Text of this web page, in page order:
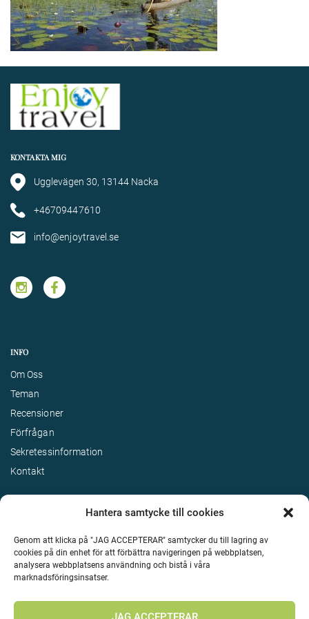
Hantera samtycke till cookies
Genom att klicka på "JAG ACCEPTERAR" samtycker du till lagring av
cookies på din enhet för att förbättra navigeringen på webbplatsen,
analysera webbplatsens användning och bistå i våra
marknadsföringsinsatser.
KONTAKTA MIG
Ugglevägen 30, 13144 Nacka
+46709447610
info@enjoytravel.se
INFO
Om Oss
Teman
Recensioner
Förfrågan
Sekretessinformation
Kontakt
Upphovsrätt 2026 Enjoy Travel Alla rättigheter reserverade